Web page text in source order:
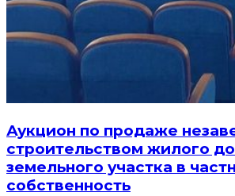
Аукцион по продаже
строительством жилого
земельного участка в
собственность